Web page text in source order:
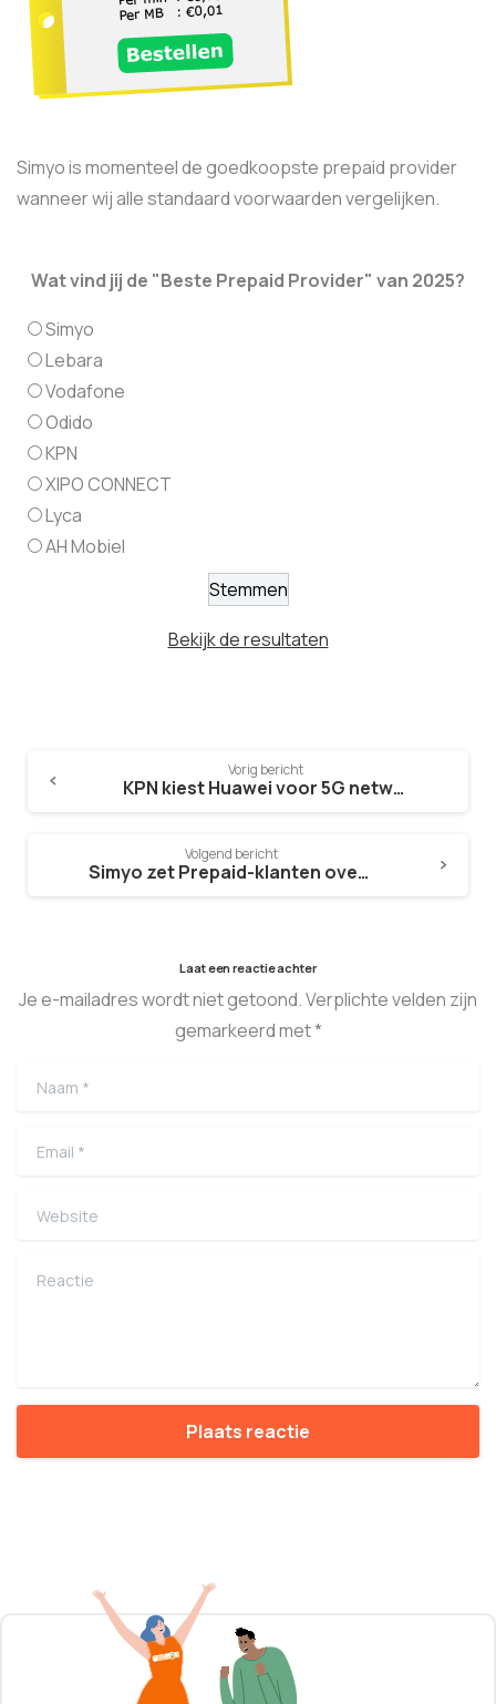
Simyo is momenteel de goedkoopste prepaid provider
wanneer wij alle standaard voorwaarden vergelijken.
Wat vind jij de "Beste Prepaid Provider" van 2025?
Simyo
Lebara
Vodafone
Odido
KPN
XIPO CONNECT
Lyca
AH Mobiel
Bekijk de resultaten
Vorig bericht
KPN kiest Huawei voor 5G netwerk
Volgend bericht
Simyo zet Prepaid-klanten over naar 4G
Laat een reactie achter
Je e-mailadres wordt niet getoond. Verplichte velden zijn
gemarkeerd met *
Naam
Email
Website
Reactie